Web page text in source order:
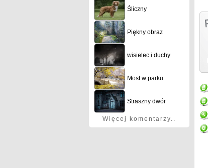
Śliczny
Piękny obraz
wisielec i duchy
Most w parku
Straszny dwór
Więcej komentarzy..